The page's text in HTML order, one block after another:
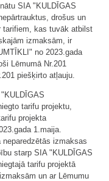
SIA "KULDĪGAS
drošus un
tarifiem, kas tuvāk atbilst
izmaksām, ir
no 2023.gada
Lēmumā Nr.201
piešķirto atļauju.
tarifu projektu,
projekta
1.maija.
izmaksas
starp SIA "KULDĪGAS
tarifu projektā
un ar Lēmumu